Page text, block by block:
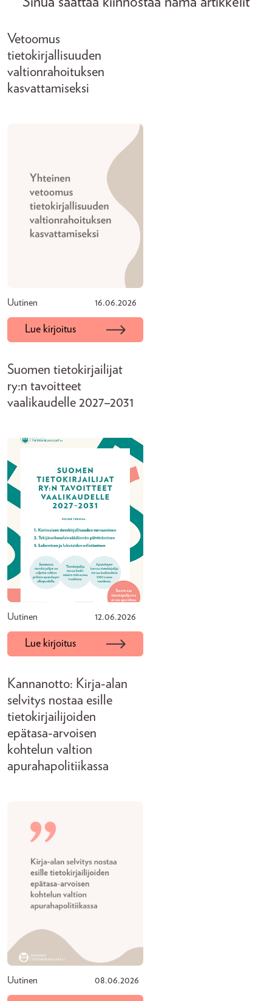
Vetoomus
tietokirjallisuuden
valtionrahoituksen
kasvattamiseksi
Uutinen 16.06.2026
Lue kirjoitus
Suomen tietokirjailijat
ry:n tavoitteet
vaalikaudelle 2027–2031
Uutinen 12.06.2026
Lue kirjoitus
Kannanotto: Kirja-alan
selvitys nostaa esille
tietokirjailijoiden
epätasa-arvoisen
kohtelun valtion
apurahapolitiikassa
Uutinen 08.06.2026